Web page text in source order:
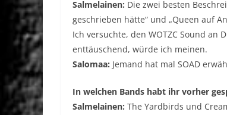
Salmelainen: Die zwei besten
geschrieben hätte“ und „Queen auf
Ich versuchte, den WOTZC Sound
enttäuschend, würde ich meinen.
Salomaa: Jemand hat mal SOAD
In welchen Bands habt ihr vorher
Salmelainen: The Yardbirds und